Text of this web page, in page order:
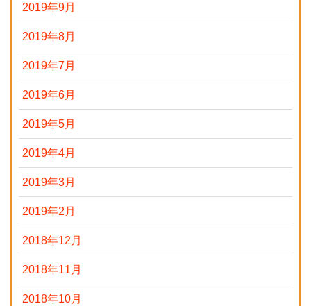
2019年9月
2019年8月
2019年7月
2019年6月
2019年5月
2019年4月
2019年3月
2019年2月
2018年12月
2018年11月
2018年10月